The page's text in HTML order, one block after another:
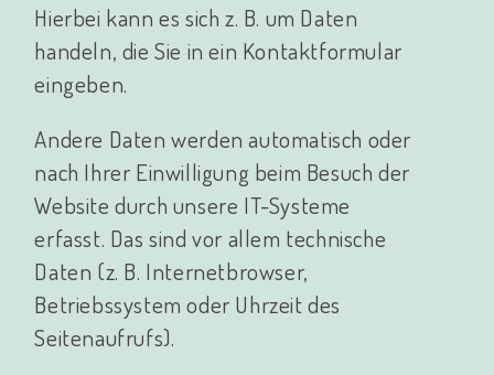
Hierbei kann es sich z. B. um Daten
handeln, die Sie in ein Kontaktformular
eingeben.
Andere Daten werden automatisch oder
nach Ihrer Einwilligung beim Besuch der
Website durch unsere IT-Systeme
erfasst. Das sind vor allem technische
Daten (z. B. Internetbrowser,
Betriebssystem oder Uhrzeit des
Seitenaufrufs).